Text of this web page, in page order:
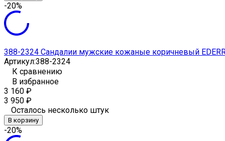
-20%
388-2324 Сандалии мужские кожаные коричневый
Артикул:388-2324
К сравнению
В избранное
3 160 ₽
3 950 ₽
Осталось несколько штук
В корзину
-20%